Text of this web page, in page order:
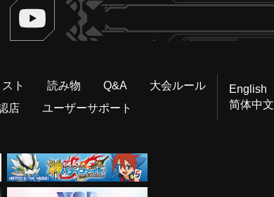
Twitter ヴァンガードch
ト 読み物 Q&A
大会ルール
店 ユーザーサポート
English
简体中文